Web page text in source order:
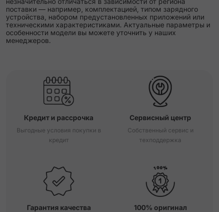
поставки — например, комплектацией, типом зарядного
устройства, набором предустановленных приложений или
техническими характеристиками. Актуальные параметры и
особенности модели вы можете уточнить у наших
менеджеров.
Кредит и рассрочка
Выгодные условия покупки в
кредит
Сервисный центр
Собственный сервис и
техподдержка
Гарантия качества 100% оригинал